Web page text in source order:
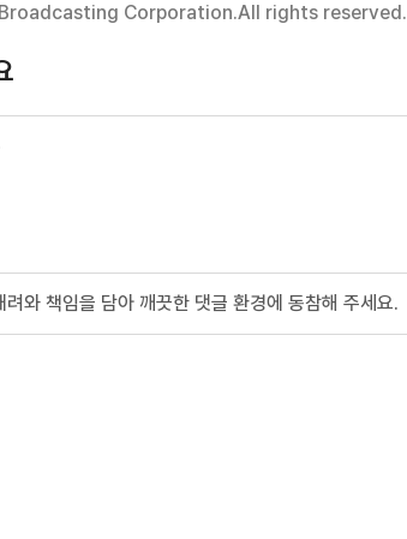
Corporation.All rights reserved.
와 책임을 담아 깨끗한 댓글 환경에 동참해 주세요.